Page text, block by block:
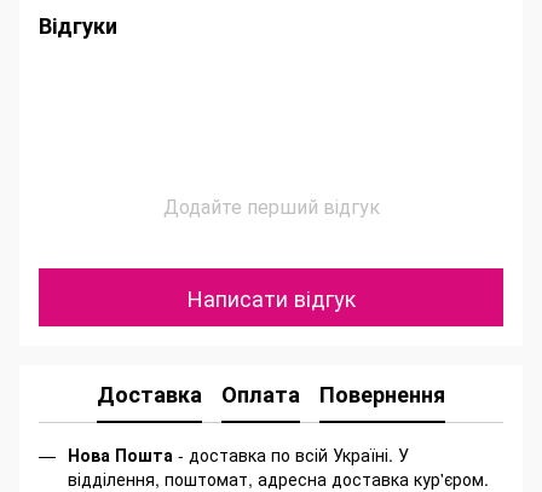
Відгуки
Додайте перший відгук
Написати відгук
Доставка Оплата Повернення
Нова Пошта - доставка по всій Україні. У
відділення, поштомат, адресна доставка кур'єром.